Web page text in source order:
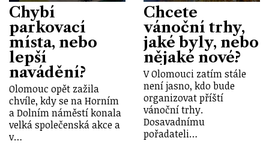
Chybí
parkovací
místa, nebo
lepší
navádění?
Olomouc opět zažila
chvíle, kdy se na Horním
a Dolním náměstí konala
velká společenská akce a
v…
Chcete
vánoční trhy,
jaké byly, nebo
nějaké nové?
V Olomouci zatím stále
není jasno, kdo bude
organizovat příští
vánoční trhy.
Dosavadnímu
pořadateli…